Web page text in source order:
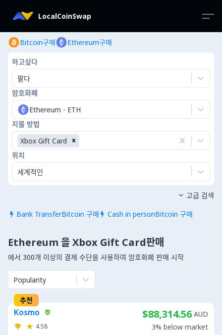
LocalCoinSwap
Bitcoin구매 Ethereum구매
하고싶다
팔다
암호화폐
Ethereum - ETH
지불 방법
Xbox Gift Card
위치
세계적인
 Bank TransferBitcoin 구매  Cash in personBitcoin 구매
 고급 검색
Ethereum 을 Xbox Gift Card판매
에서 300개 이상의 결제 수단을 사용하여 암호화폐 판매 시작
Popularity
추천
Kosmo
4.58
$88,314.56 AUD
3% below market